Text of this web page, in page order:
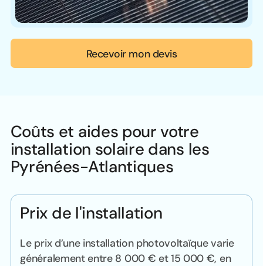
Recevoir mon devis
Coûts et aides pour votre
installation solaire dans les
Pyrénées-Atlantiques
Prix de l'installation
Le prix d’une installation photovoltaïque varie
généralement entre 8 000 € et 15 000 €, en